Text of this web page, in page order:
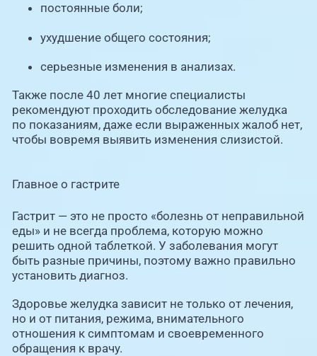
постоянные боли;
ухудшение общего состояния;
серьезные изменения в анализах.
Также после 40 лет многие специалисты
рекомендуют проходить обследование желудка
по показаниям, даже если выраженных жалоб нет,
чтобы вовремя выявить изменения слизистой.
Главное о гастрите
Гастрит — это не просто «болезнь от неправильной
еды» и не всегда проблема, которую можно
решить одной таблеткой. У заболевания могут
быть разные причины, поэтому важно правильно
установить диагноз.
Здоровье желудка зависит не только от лечения,
но и от питания, режима, внимательного
отношения к симптомам и своевременного
обращения к врачу.